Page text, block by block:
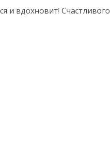
и вдохновит! Счастливого